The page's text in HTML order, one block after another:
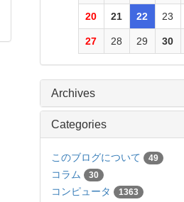
20 21 22 23
27 28 29 30
Archives
Categories
このブログについて 49
コラム 30
コンピュータ 1363